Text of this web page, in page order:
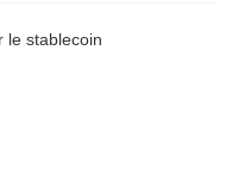
le stablecoin